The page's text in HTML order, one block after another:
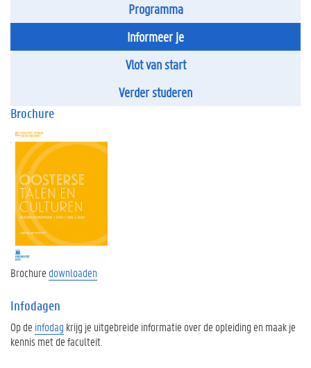
Programma
Informeer je
Vlot van start
Verder studeren
Brochure
Brochure downloaden
Infodagen
Op de infodag krijg je uitgebreide informatie over de opleiding en maak je
kennis met de faculteit.